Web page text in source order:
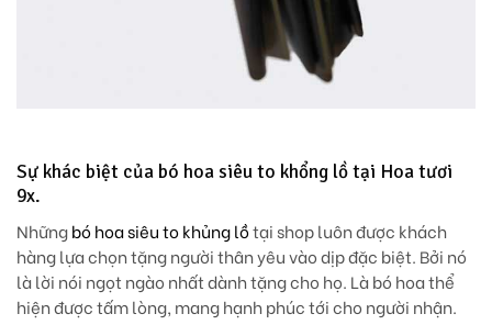
Sự khác biệt của bó hoa siêu to khổng lồ tại Hoa tươi
9x.
Nhữngbó hoa siêu to khủng lồtại shop luôn được khách
hàng lựa chọn tặng người thân yêu vào dịp đặc biệt. Bởi nó
là lời nói ngọt ngào nhất dành tặng cho họ. Là bó hoa thể
hiện được tấm lòng, mang hạnh phúc tới cho người nhận.